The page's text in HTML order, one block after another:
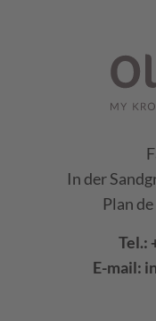
In der
Plan
Tel.:
E-mail: